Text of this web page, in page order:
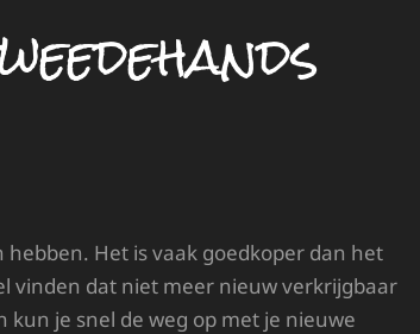
Het is vaak goedkoper dan het
vinden dat niet meer nieuw verkrijgbaar
je snel de weg op met je nieuwe